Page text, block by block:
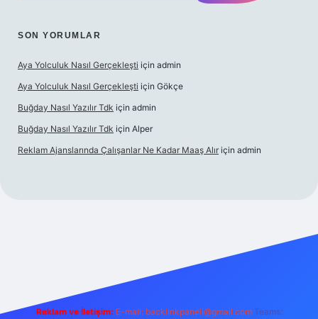
SON YORUMLAR
Aya Yolculuk Nasıl Gerçekleşti için admin
Aya Yolculuk Nasıl Gerçekleşti için Gökçe
Buğday Nasıl Yazılır Tdk için admin
Buğday Nasıl Yazılır Tdk için Alper
Reklam Ajanslarında Çalışanlar Ne Kadar Maaş Alır için admin
Reklam ve İletişim: E-mail: backlinkpaneli@gmail.com Teams: